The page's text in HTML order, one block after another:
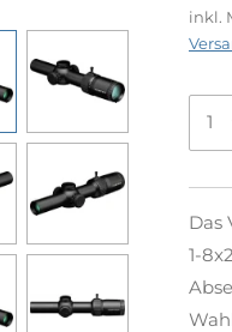
inkl.
Das
1-